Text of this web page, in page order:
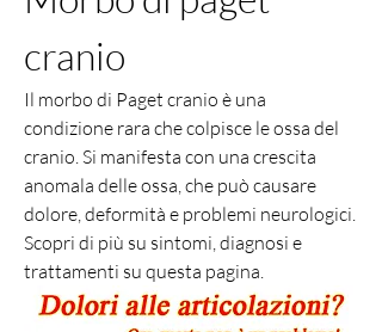
cranio
Il morbo di Paget cranio è una
condizione rara che colpisce le ossa del
cranio. Si manifesta con una crescita
anomala delle ossa, che può causare
dolore, deformità e problemi neurologici.
Scopri di più su sintomi, diagnosi e
trattamenti su questa pagina.